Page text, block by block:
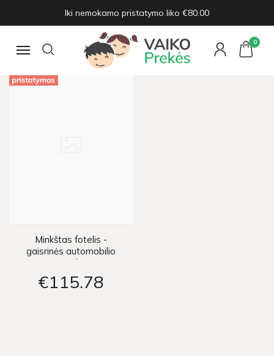
Iki nemokamo pristatymo liko €80.00
Navigacija
0
KĖDUTĖS
Pagrindinis Kūdikių žaislai ir prekės Kėdutės
Minkštas fotelis -
gaisrinės automobilio
grafika
€115 78